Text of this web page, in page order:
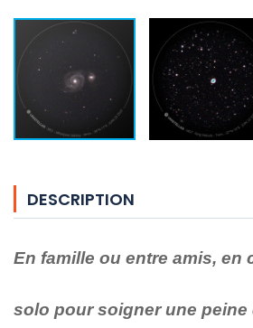
DESCRIPTION
En famille ou entre amis, en
solo pour soigner une